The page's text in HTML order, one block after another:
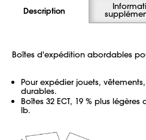
Description
Boîtes d'expédition abordables
Pour expédier jouets,
durables.
Boîtes 32 ECT, 19 % plus
lb.